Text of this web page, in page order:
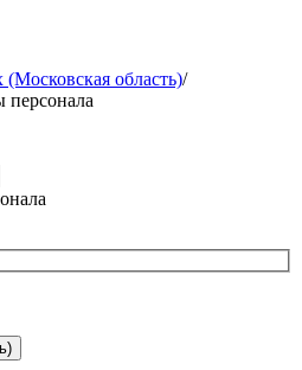
область)/
персонала